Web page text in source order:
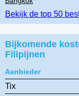
Bekijk de top 50
Bijkomende
Filipijnen
Aanbieder
Tix